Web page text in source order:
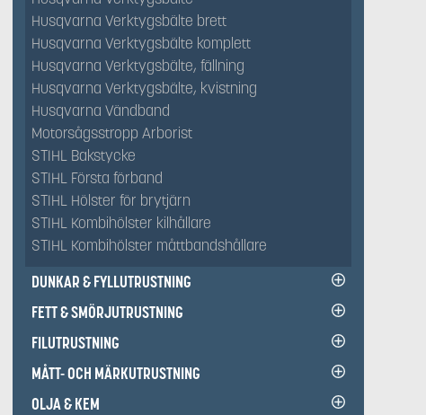
Husqvarna Verktygsbälte brett
Husqvarna Verktygsbälte komplett
Husqvarna Verktygsbälte, fällning
Husqvarna Verktygsbälte, kvistning
Husqvarna Vändband
Motorsågsstropp Arborist
STIHL Bakstycke
STIHL Första förband
STIHL Hölster för brytjärn
STIHL Kombihölster kilhållare
STIHL Kombihölster måttbandshållare
DUNKAR & FYLLUTRUSTNING
FETT & SMÖRJUTRUSTNING
FILUTRUSTNING
MÅTT- OCH MÄRKUTRUSTNING
OLJA & KEM